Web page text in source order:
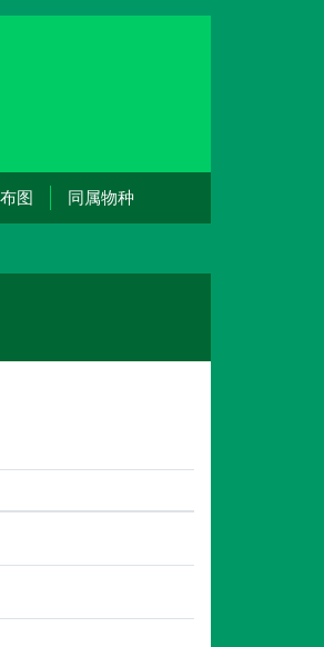
图 同属物种